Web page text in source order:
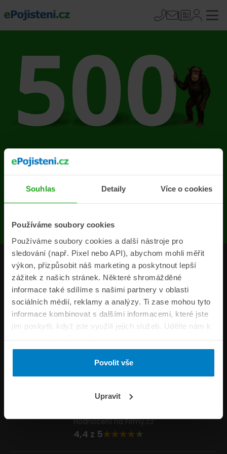
Souhlas Detaily Více o cookies
Používáme soubory cookies
Používáme soubory cookies a další nástroje pro
sledování (např. Pixel nebo API), abychom mohli měřit
výkon, přizpůsobit náš marketing a poskytnout lepší
zážitek z našich stránek. Některé shromážděné
informace také sdílíme s našimi partnery v oblasti
sociálních médií, reklamy a analýzy. Ti zase mohou tyto
informace kombinovat s dalšími informacemi, které jste
jim poskytli, když jste využili jejich služeb. Udělte nám k
tomu prosím svůj souhlas.
Povolit vše
Upravit
Na stránce se vyskytla
chyba
Produkty
Pojišťovny
Informace
ePojisteni.cz
Formuláře
Napište nám
Hodnocení na Firmy.cz
4,4 z 5